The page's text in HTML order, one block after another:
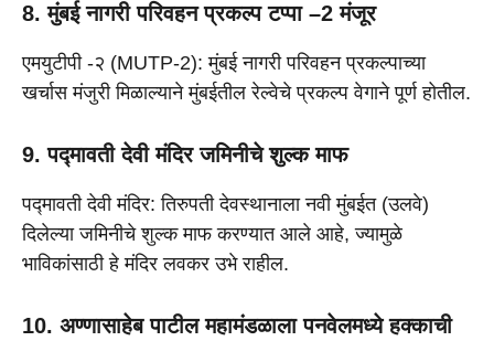
8. मुंबई नागरी परिवहन प्रकल्प टप्पा –2 मंजूर
एमयुटीपी -२ (MUTP-2): मुंबई नागरी परिवहन प्रकल्पाच्या
खर्चास मंजुरी मिळाल्याने मुंबईतील रेल्वेचे प्रकल्प वेगाने पूर्ण होतील.
9. पद्मावती देवी मंदिर जमिनीचे शुल्क माफ
पद्मावती देवी मंदिर: तिरुपती देवस्थानाला नवी मुंबईत (उलवे)
दिलेल्या जमिनीचे शुल्क माफ करण्यात आले आहे, ज्यामुळे
भाविकांसाठी हे मंदिर लवकर उभे राहील.
10. अण्णासाहेब पाटील महामंडळाला पनवेलमध्ये हक्काची